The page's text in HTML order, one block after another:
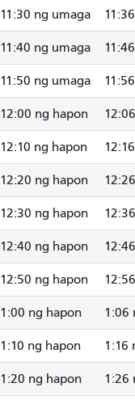
11:30 ng umaga
11:40 ng umaga
11:50 ng umaga
12:00 ng hapon
12:10 ng hapon
12:20 ng hapon
12:30 ng hapon
12:40 ng hapon
12:50 ng hapon
1:00 ng hapon 1:06
1:10 ng hapon 1:16
1:20 ng hapon 1:26